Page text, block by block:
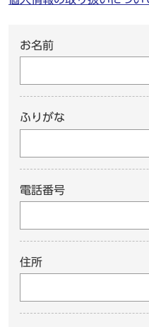
お名前
ふりがな
電話番号
住所